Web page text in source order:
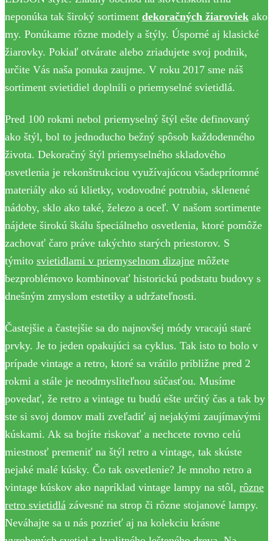
neponúka tak široký sortiment dekoračných žiaroviek ako
my. Ponúkame rôzne modely a štýly. Úsporné aj klasické
žiarovky. Pokiaľ otvárate alebo zriadujete svoj podnik,
určite Vás naša ponuka zaujme. V roku 2017 sme náš
sortiment svietidiel doplnili o priemyselné svietidlá.
Pred 100 rokmi nebol priemyselný štýl ešte definovaný
ako štýl, bol to jednoducho bežný spôsob každodenného
života. Dekoračný štýl priemyselného skladového
osvetlenia je rekonštrukciou využívajúcou všadeprítomné
materiály ako sú klietky, vodovodné potrubia, sklenené
nádoby, sklo ako také, železo a oceľ. V našom sortimente
nájdete širokú škálu špeciálneho osvetlenia, ktoré pomôže
zachovať čaro práve takýchto starých priestorov. S
týmito svietidlami v priemyselnom dizajne môžete
bezproblémovo kombinovať historickú podstatu budovy s
dnešným zmyslom estetiky a udržateľnosti.
Častejšie a častejšie sa do najnovšej módy vracajú staré
prvky. Je to jeden opakujúci sa cyklus. Tak isto to bolo v
prípade vintage a retro, ktoré sa vrátilo približne pred 2
rokmi a stále je neodmysliteľnou súčasťou. Musíme
povedať, že retro a vintage tu budú ešte určitý čas a tak by
ste si svoj domov mali zveľadiť aj nejakými zaujímavými
kúskami. Ak sa bojíte riskovať a nechcete rovno celú
miestnosť premeniť na štýl retro a vintage, tak skúste
nejaké malé kúsky. Čo tak osvetlenie? Je mnoho retro a
vintage kúskov ako napríklad vintage lampy na stôl, rôzne
retro svietidlá závesné na strop či rôzne stojanové lampy.
Neváhajte sa u nás pozrieť aj na kolekciu krásne